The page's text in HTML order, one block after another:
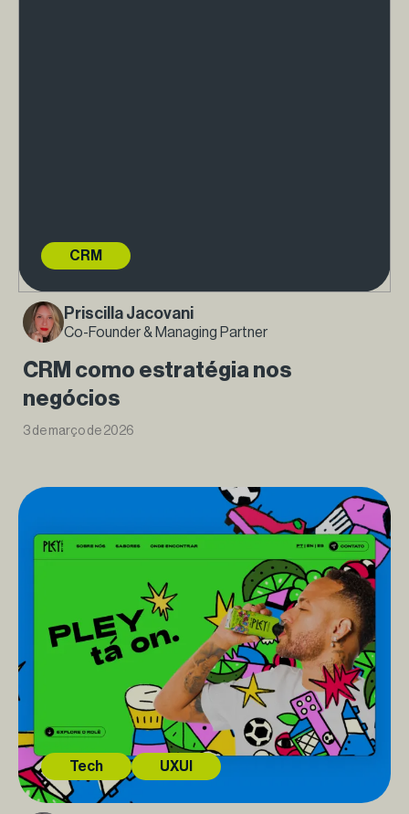
CRM
Priscilla Jacovani
Co-Founder & Managing Partner
CRM como estratégia nos
negócios
3 de março de 2026
Tech UXUI